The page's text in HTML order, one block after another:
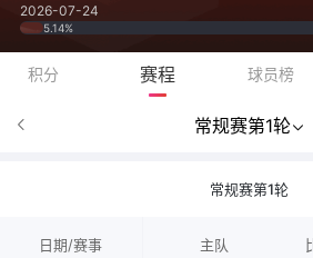
2026-07-24
5.14%
积分 赛程 球员榜
常规赛第1轮
常规赛第1轮
日期/赛事 主队